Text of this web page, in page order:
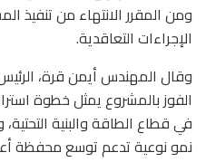
ومن المقرر الانتهاء من تنفيذ
الإجراءات التعاقدية.
وقال المهندس أيمن قرة،
الفوز بالمشروع يمثل خطوة
في قطاع الطاقة والبنية
نمو نوعية تدعم توسع محفظة